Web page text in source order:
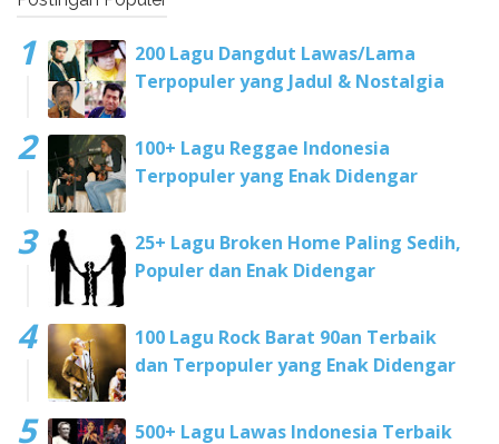
200 Lagu Dangdut Lawas/Lama
Terpopuler yang Jadul & Nostalgia
100+ Lagu Reggae Indonesia
Terpopuler yang Enak Didengar
25+ Lagu Broken Home Paling Sedih,
Populer dan Enak Didengar
100 Lagu Rock Barat 90an Terbaik
dan Terpopuler yang Enak Didengar
500+ Lagu Lawas Indonesia Terbaik